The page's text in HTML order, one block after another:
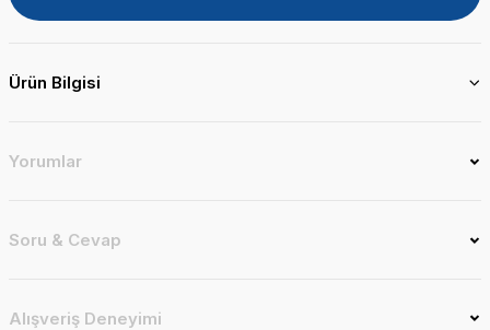
Ürün Bilgisi
Yorumlar
Soru & Cevap
Alışveriş Deneyimi